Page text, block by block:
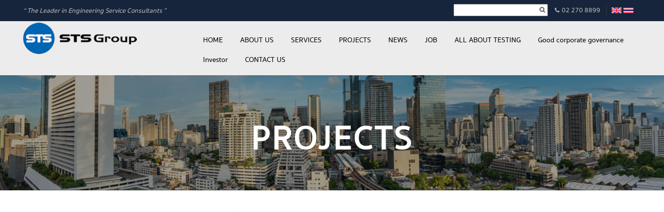
“ The Leader in Engineering Service Consultants ” 02 270 8899
HOME ABOUT US SERVICES PROJECTS NEWS JOB ALL ABOUT TESTING
Good corporate governance
Investor
CONTACT US
PROJECTS